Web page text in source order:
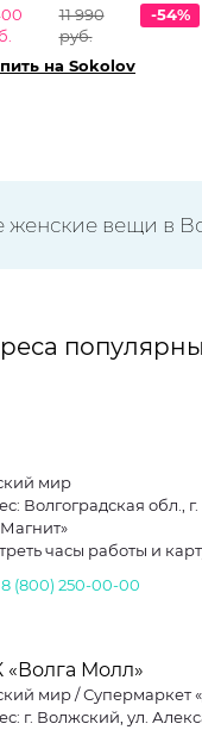
11 990
руб.
-54%
на Sokolov
женские вещи в
мир
Волгоградская обл.,
часы работы и
8 (800) 250-00-00
«Волга Молл»
мир / Супермаркет
г. Волжский, ул.